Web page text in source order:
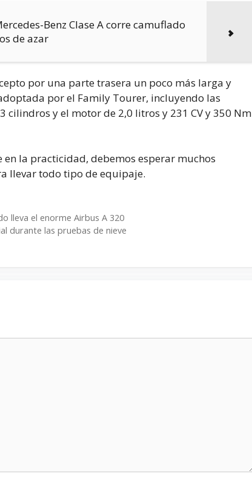
Benz Clase A corre camuflado
de azar
por una parte trasera un poco más larga y
por el Family Tourer, incluyendo las
y el motor de 2,0 litros y 231 CV y 350 Nm
la practicidad, debemos esperar muchos
llevar todo tipo de equipaje.
lleva el enorme Airbus A 320
durante las pruebas de nieve